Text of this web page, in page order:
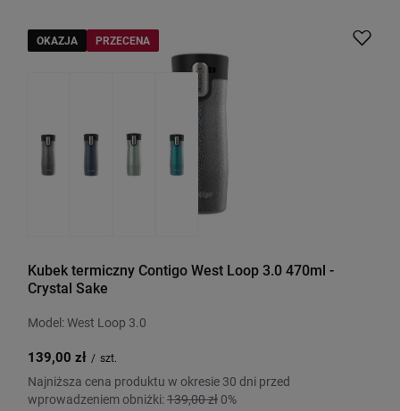
OKAZJA PRZECENA
Kubek termiczny Contigo West Loop 3.0 470ml -
Crystal Sake
Model: West Loop 3.0
139,00 zł / szt.
Najniższa cena produktu w okresie 30 dni przed
wprowadzeniem obniżki:139,00 zł 0%